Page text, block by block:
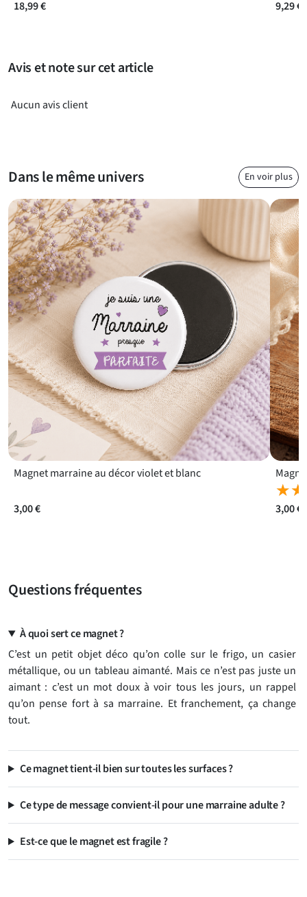
18,99 € 9,29 €
Avis et note sur cet article
Aucun avis client
Dans le même univers En voir plus
Magnet marraine au décor violet et blanc
3,00 € 3,00 €
Questions fréquentes
À quoi sert ce magnet ?
C’est un petit objet déco qu’on colle sur le frigo, un casier
métallique, ou un tableau aimanté. Mais ce n’est pas juste un
aimant : c’est un mot doux à voir tous les jours, un rappel
qu’on pense fort à sa marraine. Et franchement, ça change
tout.
Ce magnet tient-il bien sur toutes les surfaces ?
Ce type de message convient-il pour une marraine adulte ?
Est-ce que le magnet est fragile ?